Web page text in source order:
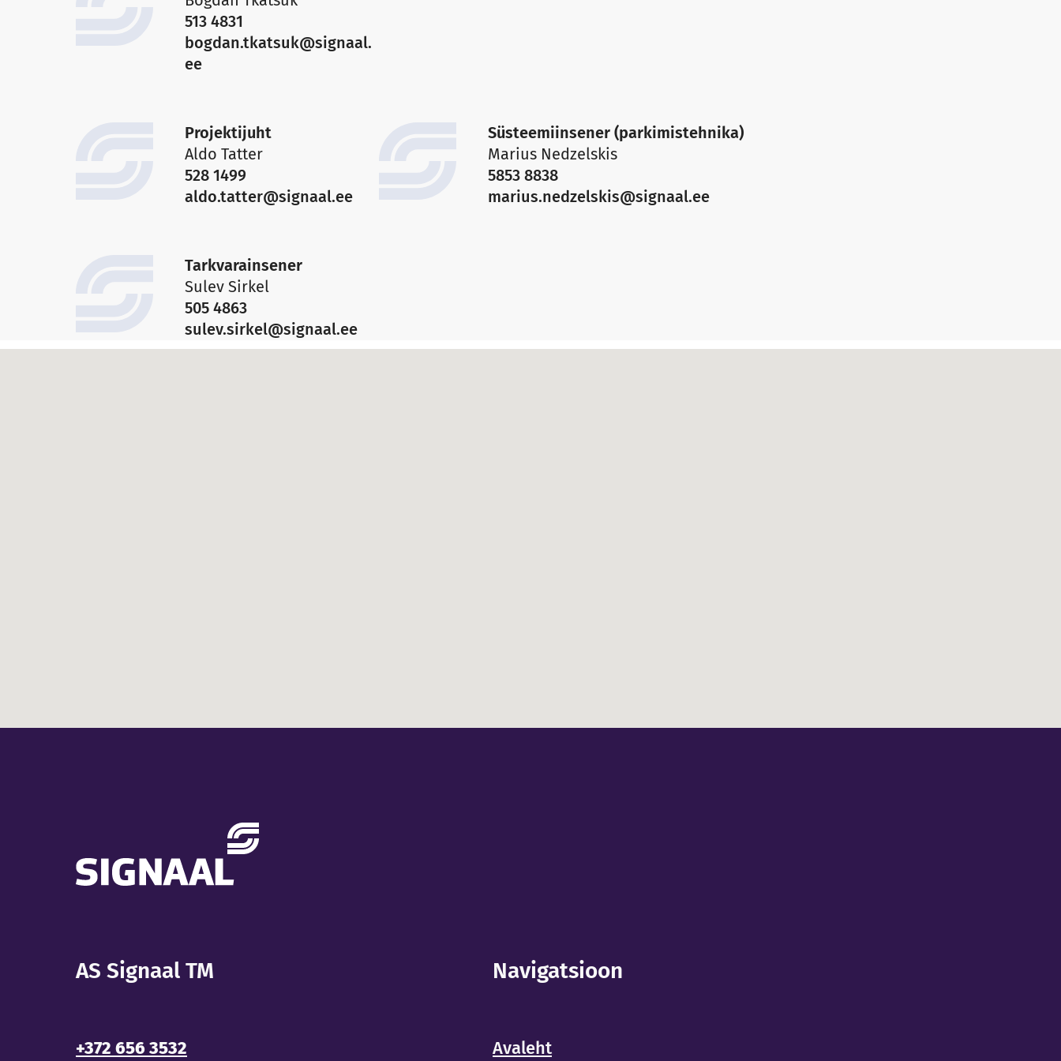
513 4831
bogdan.tkatsuk@signaal.
ee
Aldo Tatter
Projektijuht
528 1499
aldo.tatter@signaal.ee
Marius Nedzelskis
Süsteemiinsener (parkimistehnika)
5853 8838
marius.nedzelskis@signaal.ee
Sulev Sirkel
Tarkvarainsener
505 4863
sulev.sirkel@signaal.ee
AS Signaal TM
+372 656 3532
Navigatsioon
Avaleht